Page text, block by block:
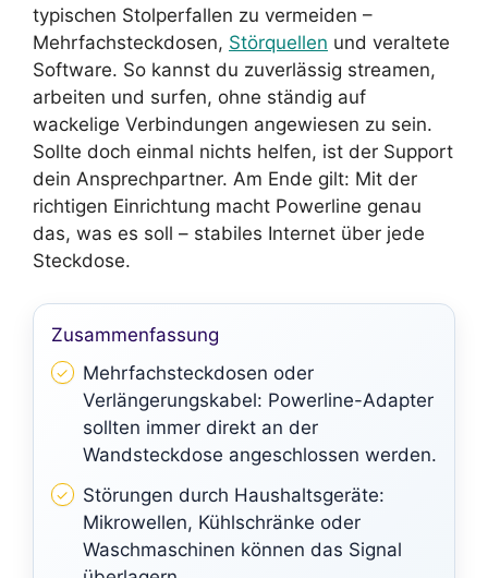
typischen Stolperfallen zu vermeiden –
Mehrfachsteckdosen, Störquellen und veraltete
Software. So kannst du zuverlässig streamen,
arbeiten und surfen, ohne ständig auf
wackelige Verbindungen angewiesen zu sein.
Sollte doch einmal nichts helfen, ist der Support
dein Ansprechpartner. Am Ende gilt: Mit der
richtigen Einrichtung macht Powerline genau
das, was es soll – stabiles Internet über jede
Steckdose.
Zusammenfassung
Mehrfachsteckdosen oder
Verlängerungskabel: Powerline-Adapter
sollten immer direkt an der
Wandsteckdose angeschlossen werden.
Störungen durch Haushaltsgeräte:
Mikrowellen, Kühlschränke oder
Waschmaschinen können das Signal